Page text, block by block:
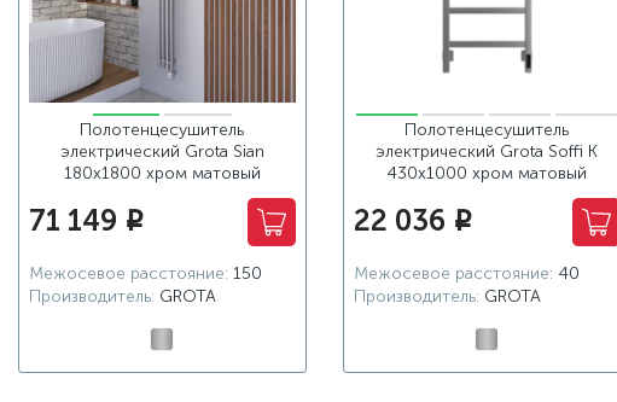
Полотенцесушитель
электрический Grota Sian
180х1800 хром матовый
71 149 i
Межосевое расстояние: 150
Производитель: GROTA
Полотенцесушитель
электрический Grota Soffi K
430х1000 хром матовый
22 036 i
Межосевое расстояние: 40
Производитель: GROTA